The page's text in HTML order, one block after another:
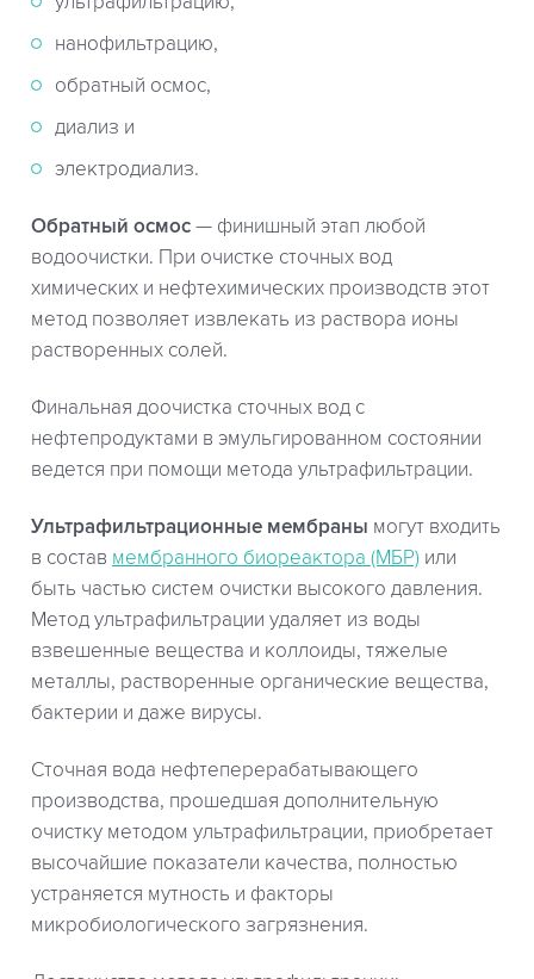
нанофильтрацию,
обратный осмос,
диализ и
электродиализ.
Обратный осмос — финишный этап любой
водоочистки. При очистке сточных вод
химических и нефтехимических производств этот
метод позволяет извлекать из раствора ионы
растворенных солей.
Финальная доочистка сточных вод с
нефтепродуктами в эмульгированном состоянии
ведется при помощи метода ультрафильтрации.
Ультрафильтрационные мембраны могут входить
в состав мембранного биореактора (МБР) или
быть частью систем очистки высокого давления.
Метод ультрафильтрации удаляет из воды
взвешенные вещества и коллоиды, тяжелые
металлы, растворенные органические вещества,
бактерии и даже вирусы.
Сточная вода нефтеперерабатывающего
производства, прошедшая дополнительную
очистку методом ультрафильтрации, приобретает
высочайшие показатели качества, полностью
устраняется мутность и факторы
микробиологического загрязнения.